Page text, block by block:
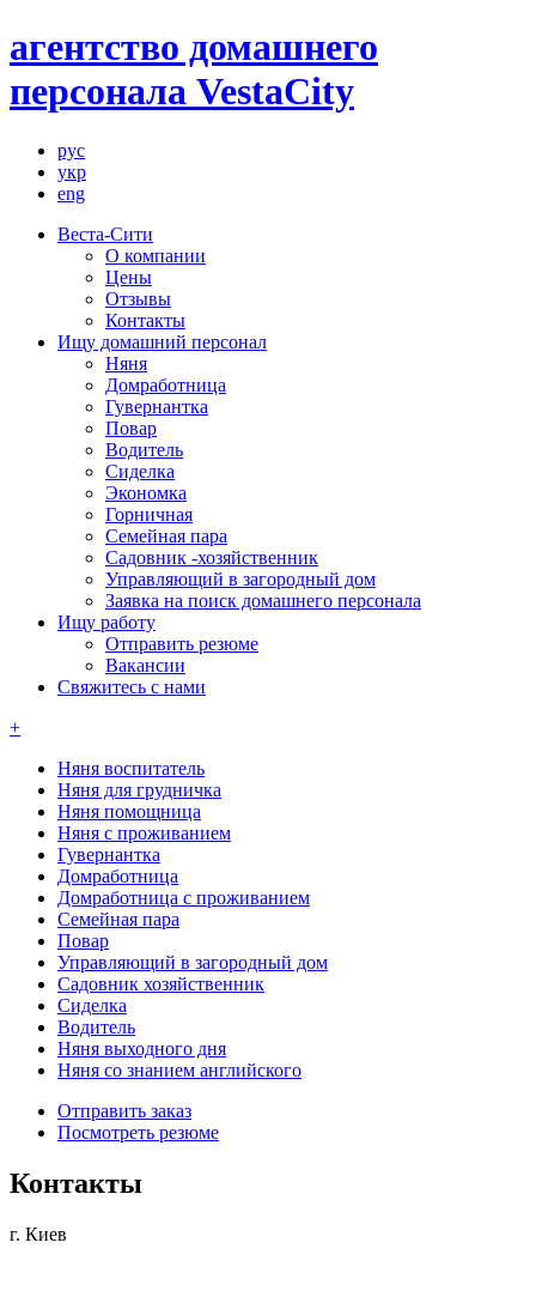
агентство домашнего
персонала VestaCity
рус
укр
eng
Веста-Сити
О компании
Цены
Отзывы
Контакты
Ищу домашний персонал
Няня
Домработница
Гувернантка
Повар
Водитель
Сиделка
Экономка
Горничная
Семейная пара
Садовник -хозяйственник
Управляющий в загородный дом
Заявка на поиск домашнего персонала
Ищу работу
Отправить резюме
Вакансии
Свяжитесь с нами
+
Няня воспитатель
Няня для грудничка
Няня помощница
Няня с проживанием
Гувернантка
Домработница
Домработница с проживанием
Семейная пара
Повар
Управляющий в загородный дом
Садовник хозяйственник
Сиделка
Водитель
Няня выходного дня
Няня со знанием английского
Отправить заказ
Посмотреть резюме
Контакты
г. Киев